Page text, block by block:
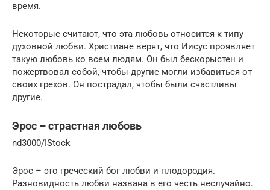
время.
Некоторые считают, что эта любовь относится к типу
духовной любви. Христиане верят, что Иисус проявляет
такую любовь ко всем людям. Он был бескорыстен и
пожертвовал собой, чтобы другие могли избавиться от
своих грехов. Он пострадал, чтобы были счастливы
другие.
Эрос – страстная любовь
nd3000/IStock
Эрос – это греческий бог любви и плодородия.
Разновидность любви названа в его честь неслучайно.